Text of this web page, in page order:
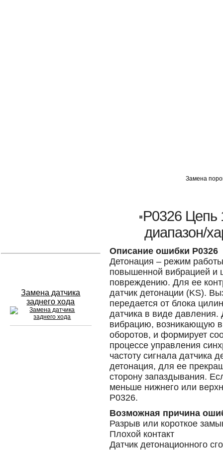
Замена датчика
заднего хода
Замена
P0326 Цепь
диапазон/
Описание ошибки P0326
Детонация – режим
повышенной вибрацией и
повреждению. Для ее
датчик детонации (KS).
передается от блока
датчика в виде давления.
вибрацию, возникающую
оборотов, и формирует
процессе управления
частоту сигнала датчика
детонация, для ее
сторону запаздывания.
меньше нижнего или
P0326.
Возможная причина
Разрыв или короткое
Плохой контакт
Датчик детонационного